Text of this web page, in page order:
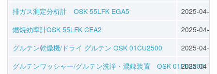
排ガス測定分析計 OSK 55LFK EGA5
2025-04-08
燃焼効率計OSK 55LFK CEA2
2025-04-08
グルテン乾燥機/ドライ グルテン OSK 01CU2500
2025-04-09
グルテンワッシャー/グルテン洗浄・混錬装置 OSK 01FB3200
2025-04-09